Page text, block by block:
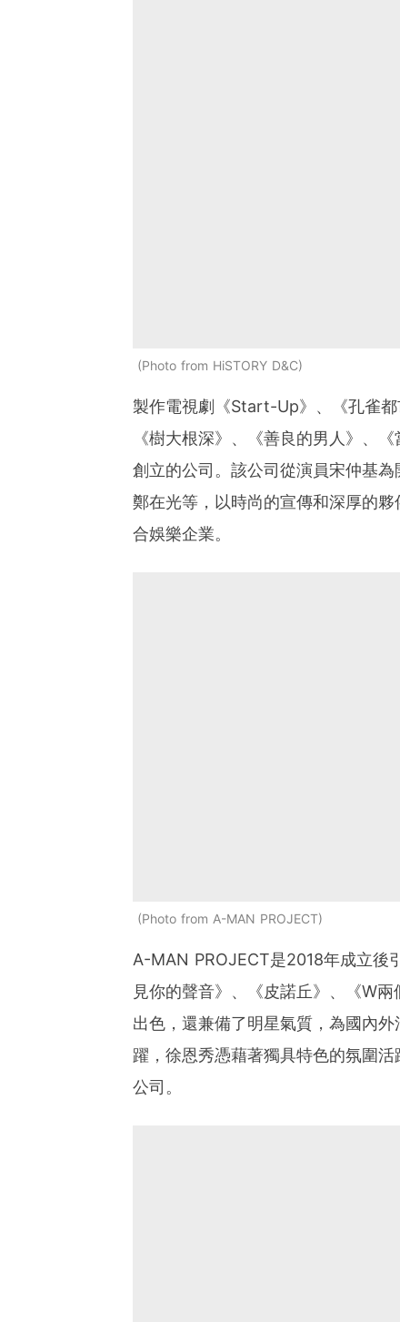
Photo from HiSTORY D&C
製作電視劇《Start-Up》、《孔雀
《樹大根深》、《善良的男人》、
創立的公司。該公司從演員宋仲基為
鄭在光等，以時尚的宣傳和深厚的
合娛樂企業。
Photo from A-MAN PROJECT
A-MAN PROJECT是2018年成立後
見你的聲音》、《皮諾丘》、《W
出色，還兼備了明星氣質，為國內
躍，徐恩秀憑藉著獨具特色的氛圍
公司。